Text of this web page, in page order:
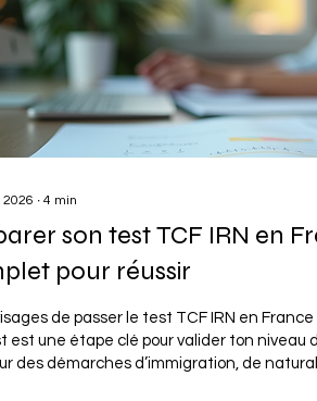
2026 ∙ 4 min
son test TCF IRN en
pour réussir
de passer le test TCF IRN en France ? Excellente décision !
est une étape clé pour valider ton niveau
des démarches d’immigration, de